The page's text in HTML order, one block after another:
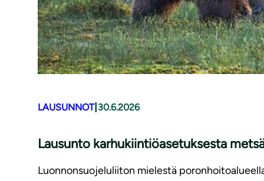
LAUSUNNOT| 30.6.2026
Lausunto karhukiintiöasetuksesta
Luonnonsuojeluliiton mielestä